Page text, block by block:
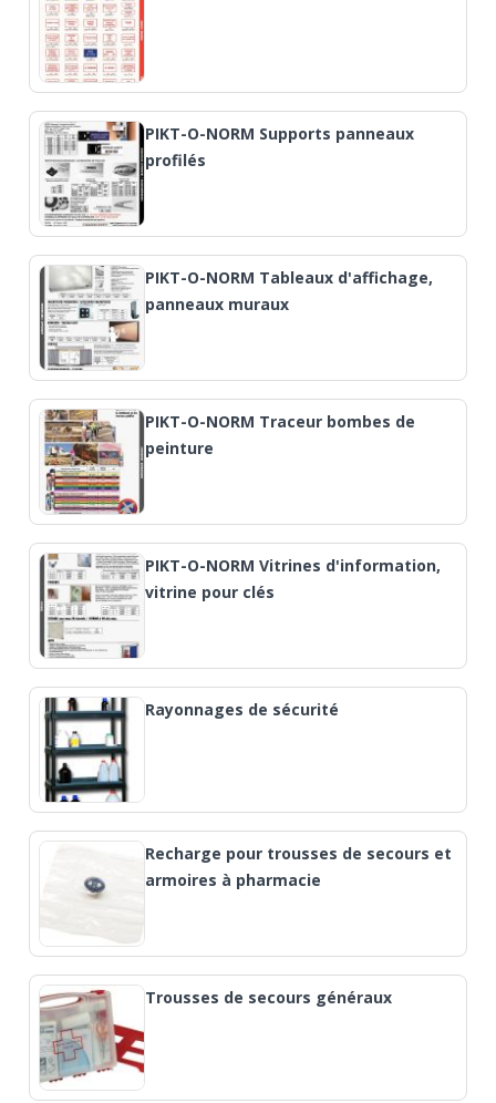
PIKT-O-NORM Supports panneaux
profilés
PIKT-O-NORM Tableaux d'affichage,
panneaux muraux
PIKT-O-NORM Traceur bombes de
peinture
PIKT-O-NORM Vitrines d'information,
vitrine pour clés
Rayonnages de sécurité
Recharge pour trousses de secours et
armoires à pharmacie
Trousses de secours généraux